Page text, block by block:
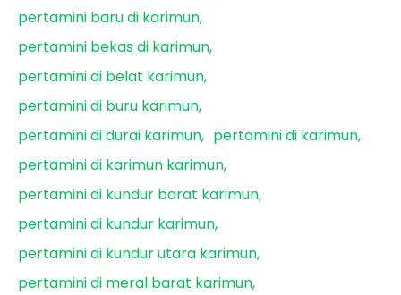
pertamini baru di karimun
pertamini bekas di karimun
pertamini di belat karimun
pertamini di buru karimun
pertamini di durai karimun
pertamini di karimun
pertamini di karimun karimun
pertamini di kundur barat karimun
pertamini di kundur karimun
pertamini di kundur utara karimun
pertamini di meral barat karimun